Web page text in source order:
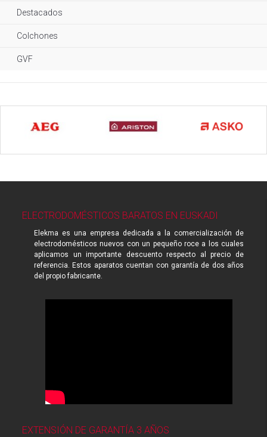
Destacados
Colchones
GVF
ELECTRODOMÉSTICOS BARATOS EN EUSKADI
Elekma es una empresa dedicada a la comercialización de
electrodomésticos nuevos con un pequeño roce a los cuales
aplicamos un importante descuento respecto al precio de
referencia. Estos aparatos cuentan con garantía de dos años
del propio fabricante.
EXTENSIÓN DE GARANTÍA 3 AÑOS